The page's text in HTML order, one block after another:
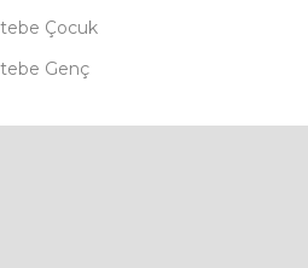
Çocuk
Genç